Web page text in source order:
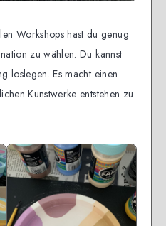
Workshops hast du genug
zu wählen. Du kannst
loslegen. Es macht einen
Kunstwerke entstehen zu